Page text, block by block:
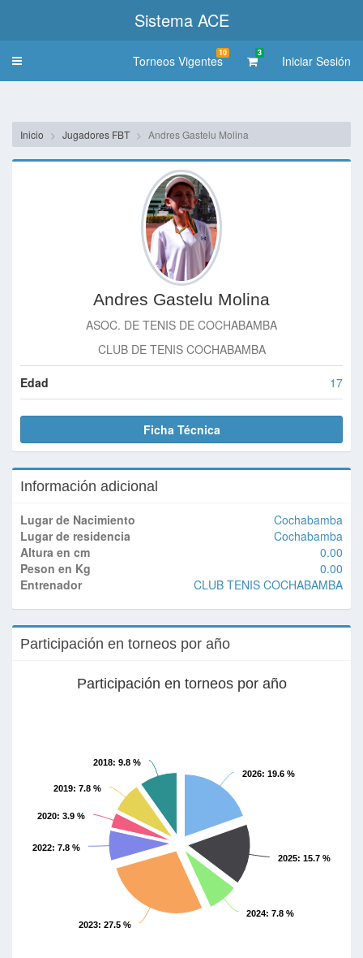
Sistema ACE
Toggle
Torneos Vigentes
10 3
Iniciar Sesión
Inicio Jugadores FBT Andres Gastelu Molina
Andres Gastelu Molina
ASOC. DE TENIS DE COCHABAMBA
CLUB DE TENIS COCHABAMBA
Edad 17
Ficha Técnica
Información adicional
Lugar de Nacimiento
Cochabamba
Lugar de residencia
Cochabamba
Altura en cm
0.00
Peson en Kg
0.00
Entrenador
CLUB TENIS COCHABAMBA
Participación en torneos por año
Participación en torneos por año
2026: 19.6 %
2025: 15.7 %
2024: 7.8 %
2023: 27.5 %
2022: 7.8 %
2020: 3.9 %
2019: 7.8 %
2018: 9.8 %